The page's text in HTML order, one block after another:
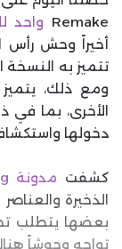
Remake واحد
أخيراً وحش رأس
تتميز به
ومع ذلك، يتميز
الأخرى، بما في
دخولها
كشفت مدونة PlayStation Blog
الذخيرة
بعضها يتطلب
تواجه وحوشاً